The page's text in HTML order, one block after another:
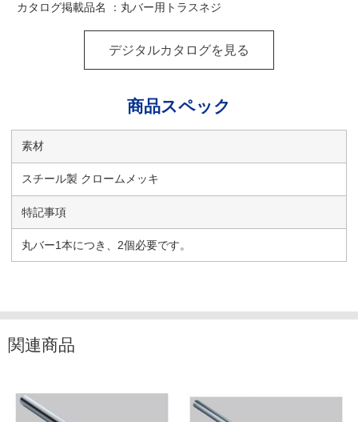
カタログ掲載品名 ：丸バー用トラスネジ
デジタルカタログを見る
商品スペック
素材
スチール製 クロームメッキ
特記事項
丸バー1本につき、2個必要です。
関連商品